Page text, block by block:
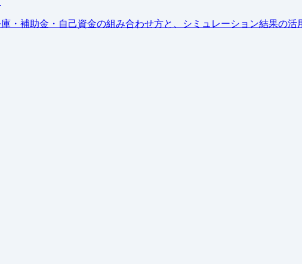
・補助金・自己資金の組み合わせ方と、シミュレーション結果の活